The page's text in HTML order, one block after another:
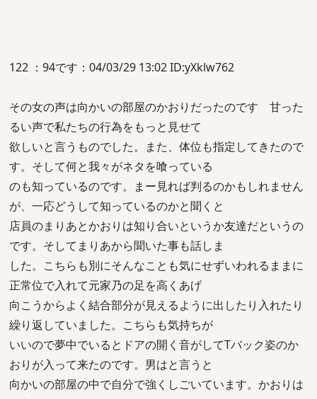
122 ：94です：04/03/29 13:02 ID:yXklw762
その女の声は向かいの部屋のかおりだったのです 甘った
るい声で私たちの行為をもっと見せて
欲しいと言うものでした。また、体位も指定してきたので
す。そして何と我々がネタを喰っている
のも知っているのです。まー見れば判るのかもしれません
が、一応どうして知っているのかと聞くと
店員のまりあとかおりは知り合いというか友達だというの
です。そしてまりあから聞いた事も話しま
した。こちらも別にそんなことも気にせずいわれるままに
正常位で入れて元家乃の足を高くあげ
向こうからよく結合部分が見えるように出したり入れたり
繰り返していました。こちらも気持ちが
いいので夢中でいるとドアの開く音がしてTバック姿のか
おりが入って来たのです。男はと言うと
向かいの部屋の中で自分で強くしごいています。かおりは